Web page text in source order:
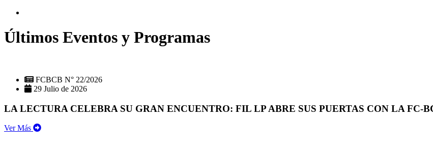
Últimos Eventos y Programas
FCBCB N° 22/2026
29 Julio de 2026
LA LECTURA CELEBRA SU GRAN ENCUENTRO: FIL LP ABRE SUS PUERTAS CON LA
Ver Más